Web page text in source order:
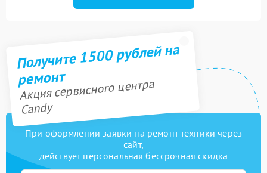
Получите 1500 рублей на
ремонт
Акция сервисного центра
Candy
При оформлении заявки на ремонт техники через
сайт,
действует персональная бессрочная скидка